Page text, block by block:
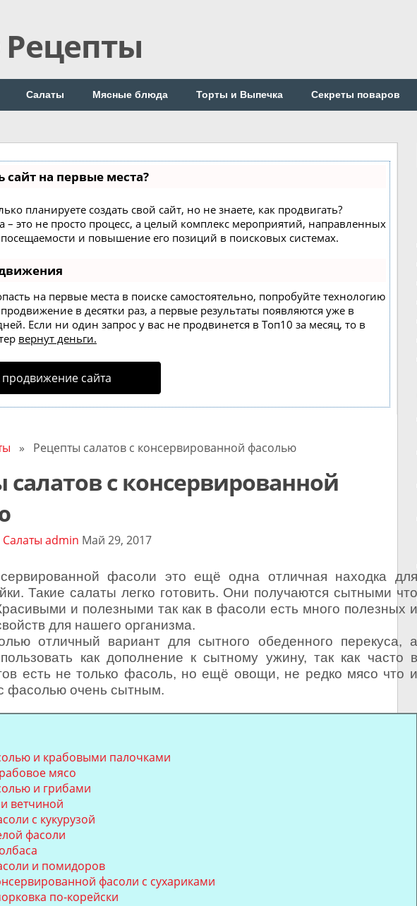
Рецепты
Салаты Мясные блюда Торты и Выпечка Секреты поваров
сайт на первые места?
планируете создать свой сайт, но не знаете, как продвигать?
– это не просто процесс, а целый комплекс мероприятий, направленных
и повышение его позиций в поисковых системах.
на первые места в поиске самостоятельно, попробуйте технологию
продвижение в десятки раз, а первые результаты появляются уже в
Если ни один запрос у вас не продвинется в Топ10 за месяц, то в
вернут деньги.
сайта
» Рецепты салатов с консервированной фасолью
салатов с консервированной
Салаты admin Май 29, 2017
фасоли это ещё одна отличная находка для
Такие салаты легко готовить. Они получаются сытными что
и полезными так как в фасоли есть много полезных и
для нашего организма.
отличный вариант для сытного обеденного перекуса, а
как дополнение к сытному ужину, так как часто в
есть не только фасоль, но ещё овощи, не редко мясо что и
фасолью очень сытным.
и крабовыми палочками
мясо
и грибами
ветчиной
с кукурузой
фасоли
и помидоров
фасоли с сухариками
по-корейски